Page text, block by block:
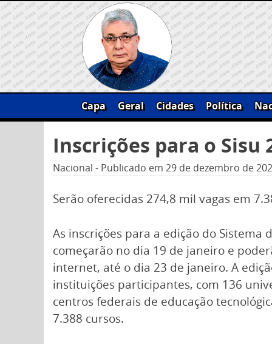
Skip
to
content
Capa Geral Cidades Política
por:
Inscrições para o Sisu
Nacional - Publicado em 29 de dezembro de
Serão oferecidas 274,8 mil vagas em
As inscrições para a edição do Sistema
começarão no dia 19 de janeiro e
internet, até o dia 23 de janeiro. A
instituições participantes, com 136
centros federais de educação
7.388 cursos.